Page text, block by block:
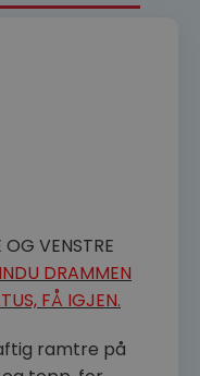
VENSTRE
DRAMMEN
FÅ IGJEN.
ramtre på